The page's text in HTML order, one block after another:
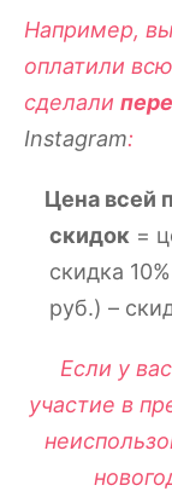
Например,
оплатили
сделали
Instagram:
Цена всей
скидок =
скидка
руб.) –
Если у
участие в